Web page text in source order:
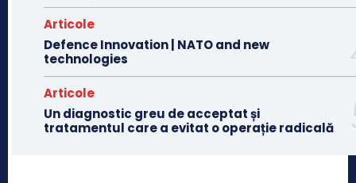
Articole
Defence Innovation | NATO and new
technologies
Articole
Un diagnostic greu de acceptat și
tratamentul care a evitat o operație radicală